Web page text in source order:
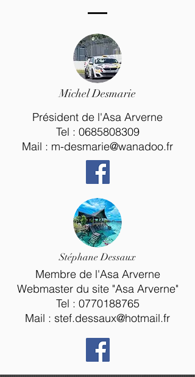
Michel Desmarie
Président de l'Asa Arverne
Tel : 0685808309
Mail : m-desmarie@wanadoo.fr
Stéphane Dessaux
Membre de l'Asa Arverne
Webmaster du site "Asa Arverne"
Tel : 0770188765
Mail : stef.dessaux@hotmail.fr